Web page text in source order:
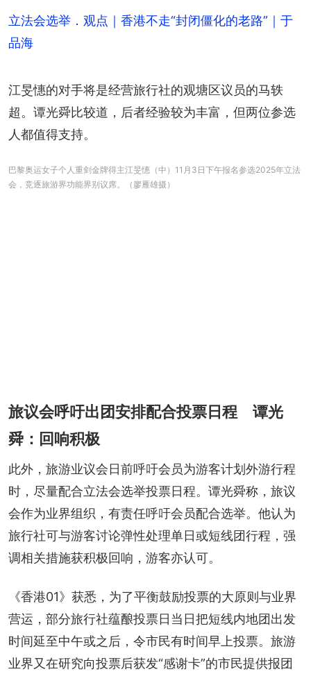
立法会选举．观点｜香港不走“封闭僵化的老路”｜于
品海
江旻憓的对手将是经营旅行社的观塘区议员的马轶
超。谭光舜比较道，后者经验较为丰富，但两位参选
人都值得支持。
巴黎奥运女子个人重剑金牌得主江旻憓（中）11月3日下午报名参选2025年立法
会，竞逐旅游界功能界别议席。（廖雁雄摄）
旅议会呼吁出团安排配合投票日程 谭光
舜：回响积极
此外，旅游业议会日前呼吁会员为游客计划外游行程
时，尽量配合立法会选举投票日程。谭光舜称，旅议
会作为业界组织，有责任呼吁会员配合选举。他认为
旅行社可与游客讨论弹性处理单日或短线团行程，强
调相关措施获积极回响，游客亦认可。
《香港01》获悉，为了平衡鼓励投票的大原则与业界
营运，部分旅行社蕴酿投票日当日把短线内地团出发
时间延至中午或之后，令市民有时间早上投票。旅游
业界又在研究向投票后获发“感谢卡”的市民提供报团